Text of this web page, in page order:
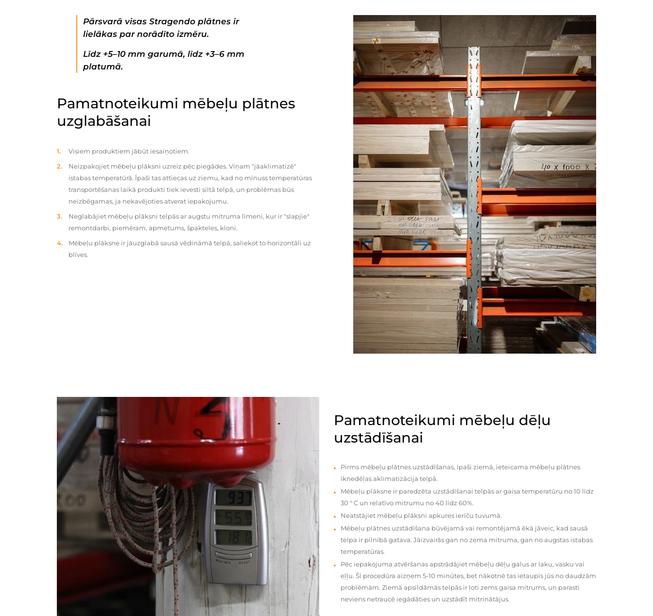
Pārsvarā visas Stragendo plātnes ir
lielākas par norādīto izmēru.
Līdz +5–10 mm garumā, līdz +3–6 mm
platumā.
Pamatnoteikumi mēbeļu plātnes
uzglabāšanai
Visiem produktiem jābūt iesaiņotiem.
Neizpakojiet mēbeļu plāksni uzreiz pēc piegādes. Viņam "jāaklimatizē"
istabas temperatūrā. Īpaši tas attiecas uz ziemu, kad no mīnuss temperatūras
transportēšanas laikā produkti tiek ievesti siltā telpā, un problēmas būs
neizbēgamas, ja nekavējoties atverat iepakojumu.
Neglabājiet mēbeļu plāksni telpās ar augstu mitruma līmeni, kur ir "slapjie"
remontdarbi, piemēram, apmetums, špakteles, kloni.
Mēbeļu plāksne ir jāuzglabā sausā vēdināmā telpā, saliekot to horizontāli uz
blīves.
Pamatnoteikumi mēbeļu dēļu
uzstādīšanai
Pirms mēbeļu plātnes uzstādīšanas, īpaši ziemā, ieteicama mēbeļu plātnes
iknedēļas aklimatizācija telpā.
Mēbeļu plāksne ir paredzēta uzstādīšanai telpās ar gaisa temperatūru no 10 līdz
30 ° C un relatīvo mitrumu no 40 līdz 60%.
Neatstājiet mēbeļu plāksni apkures ierīču tuvumā.
Mēbeļu plātnes uzstādīšana būvējamā vai remontējamā ēkā jāveic, kad sausā
telpa ir pilnībā gatava. Jāizvairās gan no zema mitruma, gan no augstas istabas
temperatūras.
Pēc iepakojuma atvēršanas apstrādājiet mēbeļu dēļu galus ar laku, vasku vai
eļļu. Šī procedūra aizņem 5-10 minūtes, bet nākotnē tas ietaupīs jūs no daudzām
problēmām. Ziemā apsildāmās telpās ir ļoti zems gaisa mitrums, un parasti
neviens netraucē iegādāties un uzstādīt mitrinātājus.